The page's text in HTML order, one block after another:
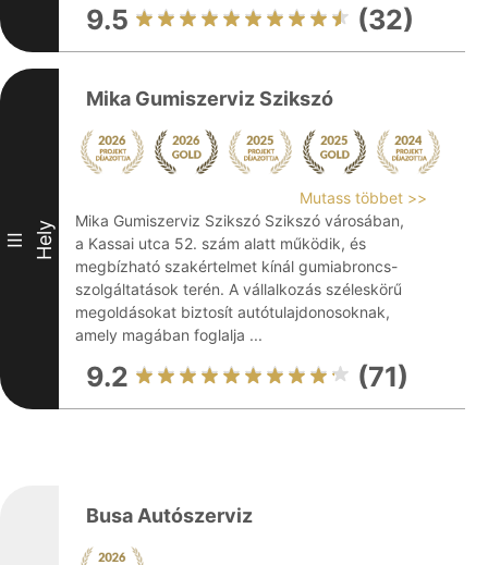
9.5 (32)
III Hely
Mika Gumiszerviz Szikszó
Mutass többet >>
Mika Gumiszerviz Szikszó Szikszó városában,
a Kassai utca 52. szám alatt működik, és
megbízható szakértelmet kínál gumiabroncs-
szolgáltatások terén. A vállalkozás széleskörű
megoldásokat biztosít autótulajdonosoknak,
amely magában foglalja ...
9.2 (71)
Busa Autószerviz